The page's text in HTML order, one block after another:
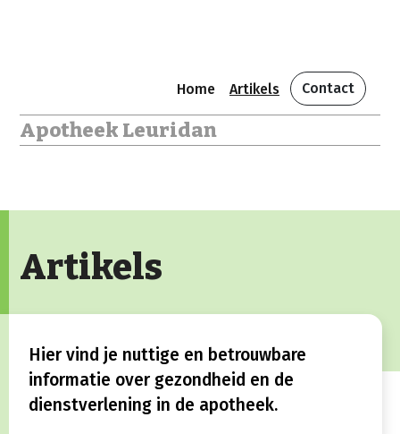
Home Artikels Contact
Apotheek Leuridan
Artikels
Hier vind je nuttige en betrouwbare
informatie over gezondheid en de
dienstverlening in de apotheek.